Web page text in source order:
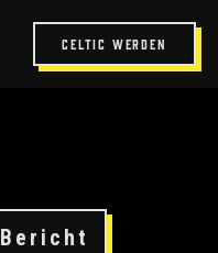
Celtic werden
Bericht